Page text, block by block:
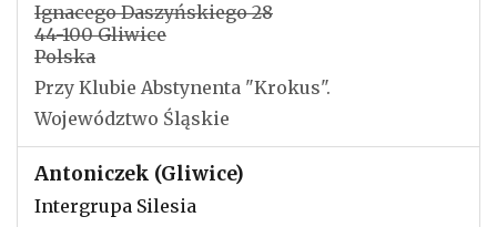
Ignacego Daszyńskiego 28
44-100 Gliwice
Polska
Przy Klubie Abstynenta "Krokus".
Województwo Śląskie
Antoniczek (Gliwice)
Intergrupa Silesia